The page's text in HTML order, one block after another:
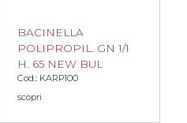
BACINELLA
POLIPROPIL. GN 1/1
H. 65 NEW BUL
Cod.: KARP100
scopri